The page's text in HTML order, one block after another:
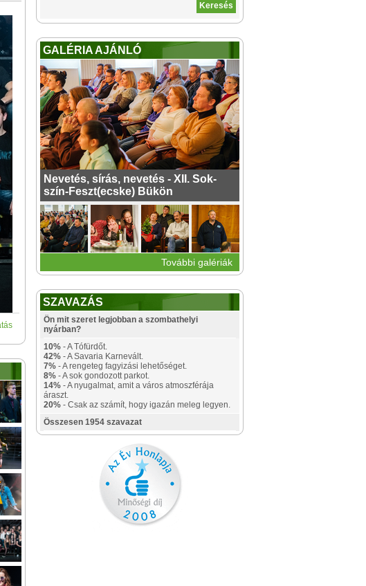
GALÉRIA AJÁNLÓ
Nevetés, sírás, nevetés - XII. Sok-
szín-Feszt(ecske) Bükön
További galériák
SZAVAZÁS
Ön mit szeret legjobban a szombathelyi
nyárban?
10% - A Tófürdőt.
42% - A Savaria Karnevált.
7% - A rengeteg fagyizási lehetőséget.
8% - A sok gondozott parkot.
14% - A nyugalmat, amit a város atmoszférája
áraszt.
20% - Csak az számít, hogy igazán meleg legyen.
Összesen 1954 szavazat